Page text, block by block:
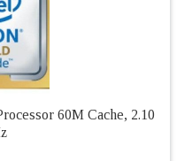
60M Cache, 2.10